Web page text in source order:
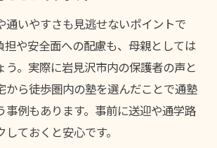
通いやすさも見逃せないポイントで
担や安全面への配慮も、母親としては
う。実際に岩見沢市内の保護者の声と
から徒歩圏内の塾を選んだことで通塾
事例もあります。事前に送迎や通学路
ておくと安心です。